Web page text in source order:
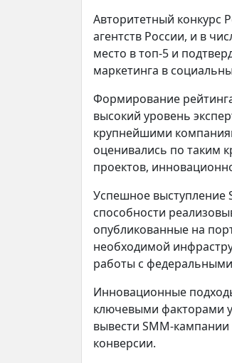
Авторитетный конкурс
агентств России, и в
место в топ-5 и
маркетинга в
Формирование
высокий уровень
крупнейшими
оценивались по таким
проектов,
Успешное выступление
способности
опубликованные на
необходимой
работы с
Инновационные
ключевыми факторами
вывести SMM-
конверсии.